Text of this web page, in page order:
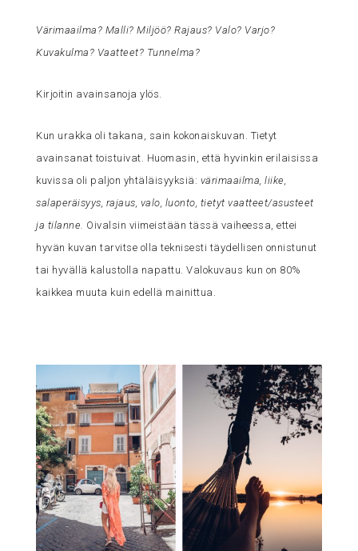
Värimaailma? Malli? Miljöö? Rajaus? Valo? Varjo?
Kuvakulma? Vaatteet? Tunnelma?
Kirjoitin avainsanoja ylös.
Kun urakka oli takana, sain kokonaiskuvan. Tietyt
avainsanat toistuivat. Huomasin, että hyvinkin erilaisissa
kuvissa oli paljon yhtäläisyyksiä: värimaailma, liike,
salaperäisyys, rajaus, valo, luonto, tietyt vaatteet/asusteet
ja tilanne. Oivalsin viimeistään tässä vaiheessa, ettei
hyvän kuvan tarvitse olla teknisesti täydellisen onnistunut
tai hyvällä kalustolla napattu. Valokuvaus kun on 80%
kaikkea muuta kuin edellä mainittua.